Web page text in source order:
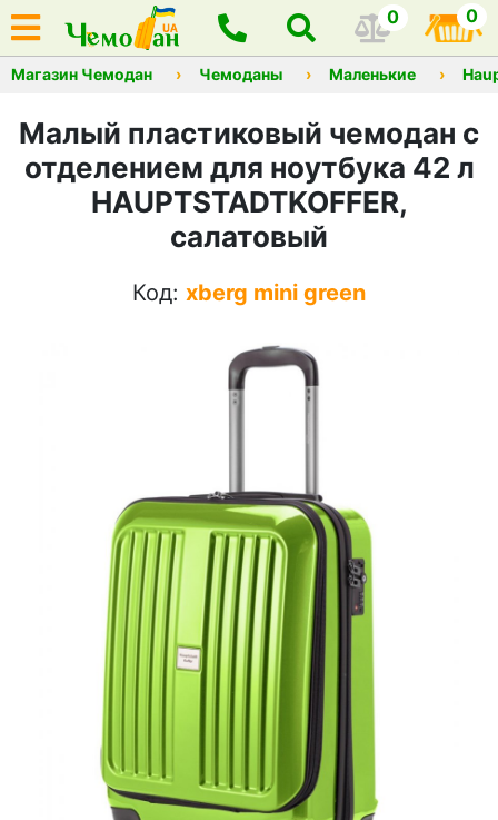
0 0
Магазин Чемодан Чемоданы Маленькие
Малый пластиковый чемодан с
отделением для ноутбука 42 л
HAUPTSTADTKOFFER,
салатовый
Код: xberg mini green